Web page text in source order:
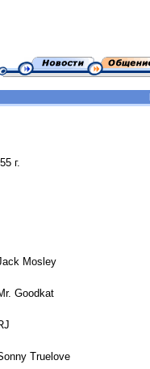
г.
Mosley
Goodkat
Truelove